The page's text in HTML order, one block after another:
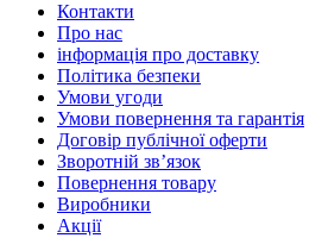
Контакти
Про нас
інформація про доставку
Політика безпеки
Умови угоди
Умови повернення та гарантія
Договір публічної оферти
Зворотній зв’язок
Повернення товару
Виробники
Акції